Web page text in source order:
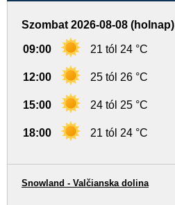
Szombat 2026-08-08 (holnap)
09:00 21 tól 24 °C
12:00 25 tól 26 °C
15:00 24 tól 25 °C
18:00 21 tól 24 °C
Snowland - Valčianska dolina